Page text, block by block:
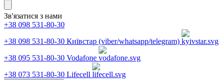
Зв'язатися з нами
+38 098 531-80-30
+38 098 531-80-30 Київстар (viber/whatsapp/telegram)
+38 095 531-80-30 Vodafone
+38 073 531-80-30 Lifecell